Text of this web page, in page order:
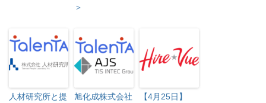
＞
人材研究所と提
旭化成株式会社
【4月25日】